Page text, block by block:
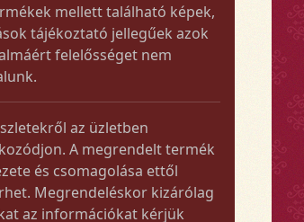
mellett található képek,
tájékoztató jellegűek azok
felelősséget nem
az üzletben
A megrendelt termék
és csomagolása ettől
Megrendeléskor kizárólag
az információkat kérjük